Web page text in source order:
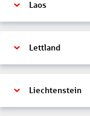
Laos
Lettland
Liechtenstein